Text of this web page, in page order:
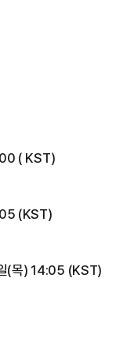
( KST)
(KST)
(목) 14:05 (KST)